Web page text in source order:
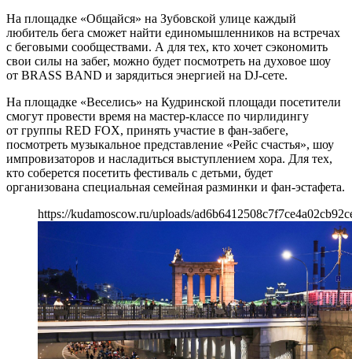
На площадке «Общайся» на Зубовской улице каждый
любитель бега сможет найти единомышленников на встречах
с беговыми сообществами. А для тех, кто хочет сэкономить
свои силы на забег, можно будет посмотреть на духовое шоу
от BRASS BAND и зарядиться энергией на DJ-сете.
На площадке «Веселись» на Кудринской площади посетители
смогут провести время на мастер-классе по чирлидингу
от группы RED FOX, принять участие в фан-забеге,
посмотреть музыкальное представление «Рейс счастья», шоу
импровизаторов и насладиться выступлением хора. Для тех,
кто соберется посетить фестиваль с детьми, будет
организована специальная семейная разминки и фан-эстафета.
https://kudamoscow.ru/uploads/